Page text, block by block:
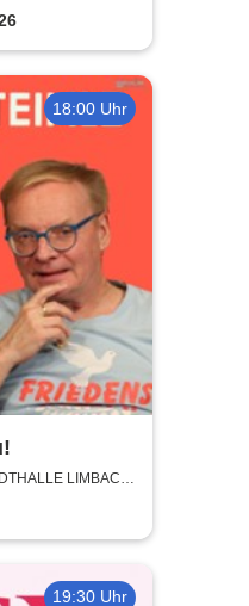
18:00 Uhr
LIMBACH-
19:30 Uhr